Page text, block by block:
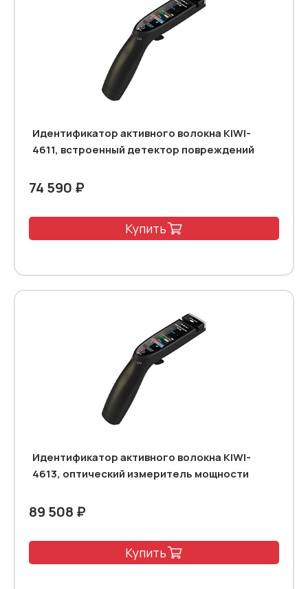
Идентификатор активного волокна KIWI-
4611, встроенный детектор повреждений
74 590 ₽
Купить
Идентификатор активного волокна KIWI-
4613, оптический измеритель мощности
89 508 ₽
Купить